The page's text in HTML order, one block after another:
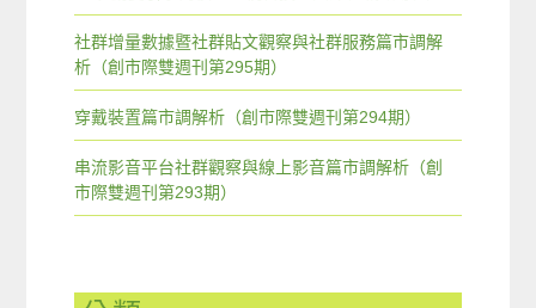
社群增量數據暨社群貼文觀察與社群服務篇市調解
析（創市際雙週刊第295期）
穿戴裝置篇市調解析（創市際雙週刊第294期）
串流影音平台社群觀察與線上影音篇市調解析（創
市際雙週刊第293期）